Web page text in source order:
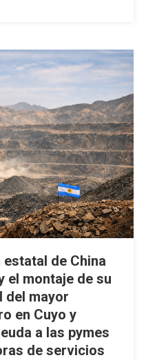
de China
el montaje de su
del mayor
en Cuyo y
a las pymes
de servicios